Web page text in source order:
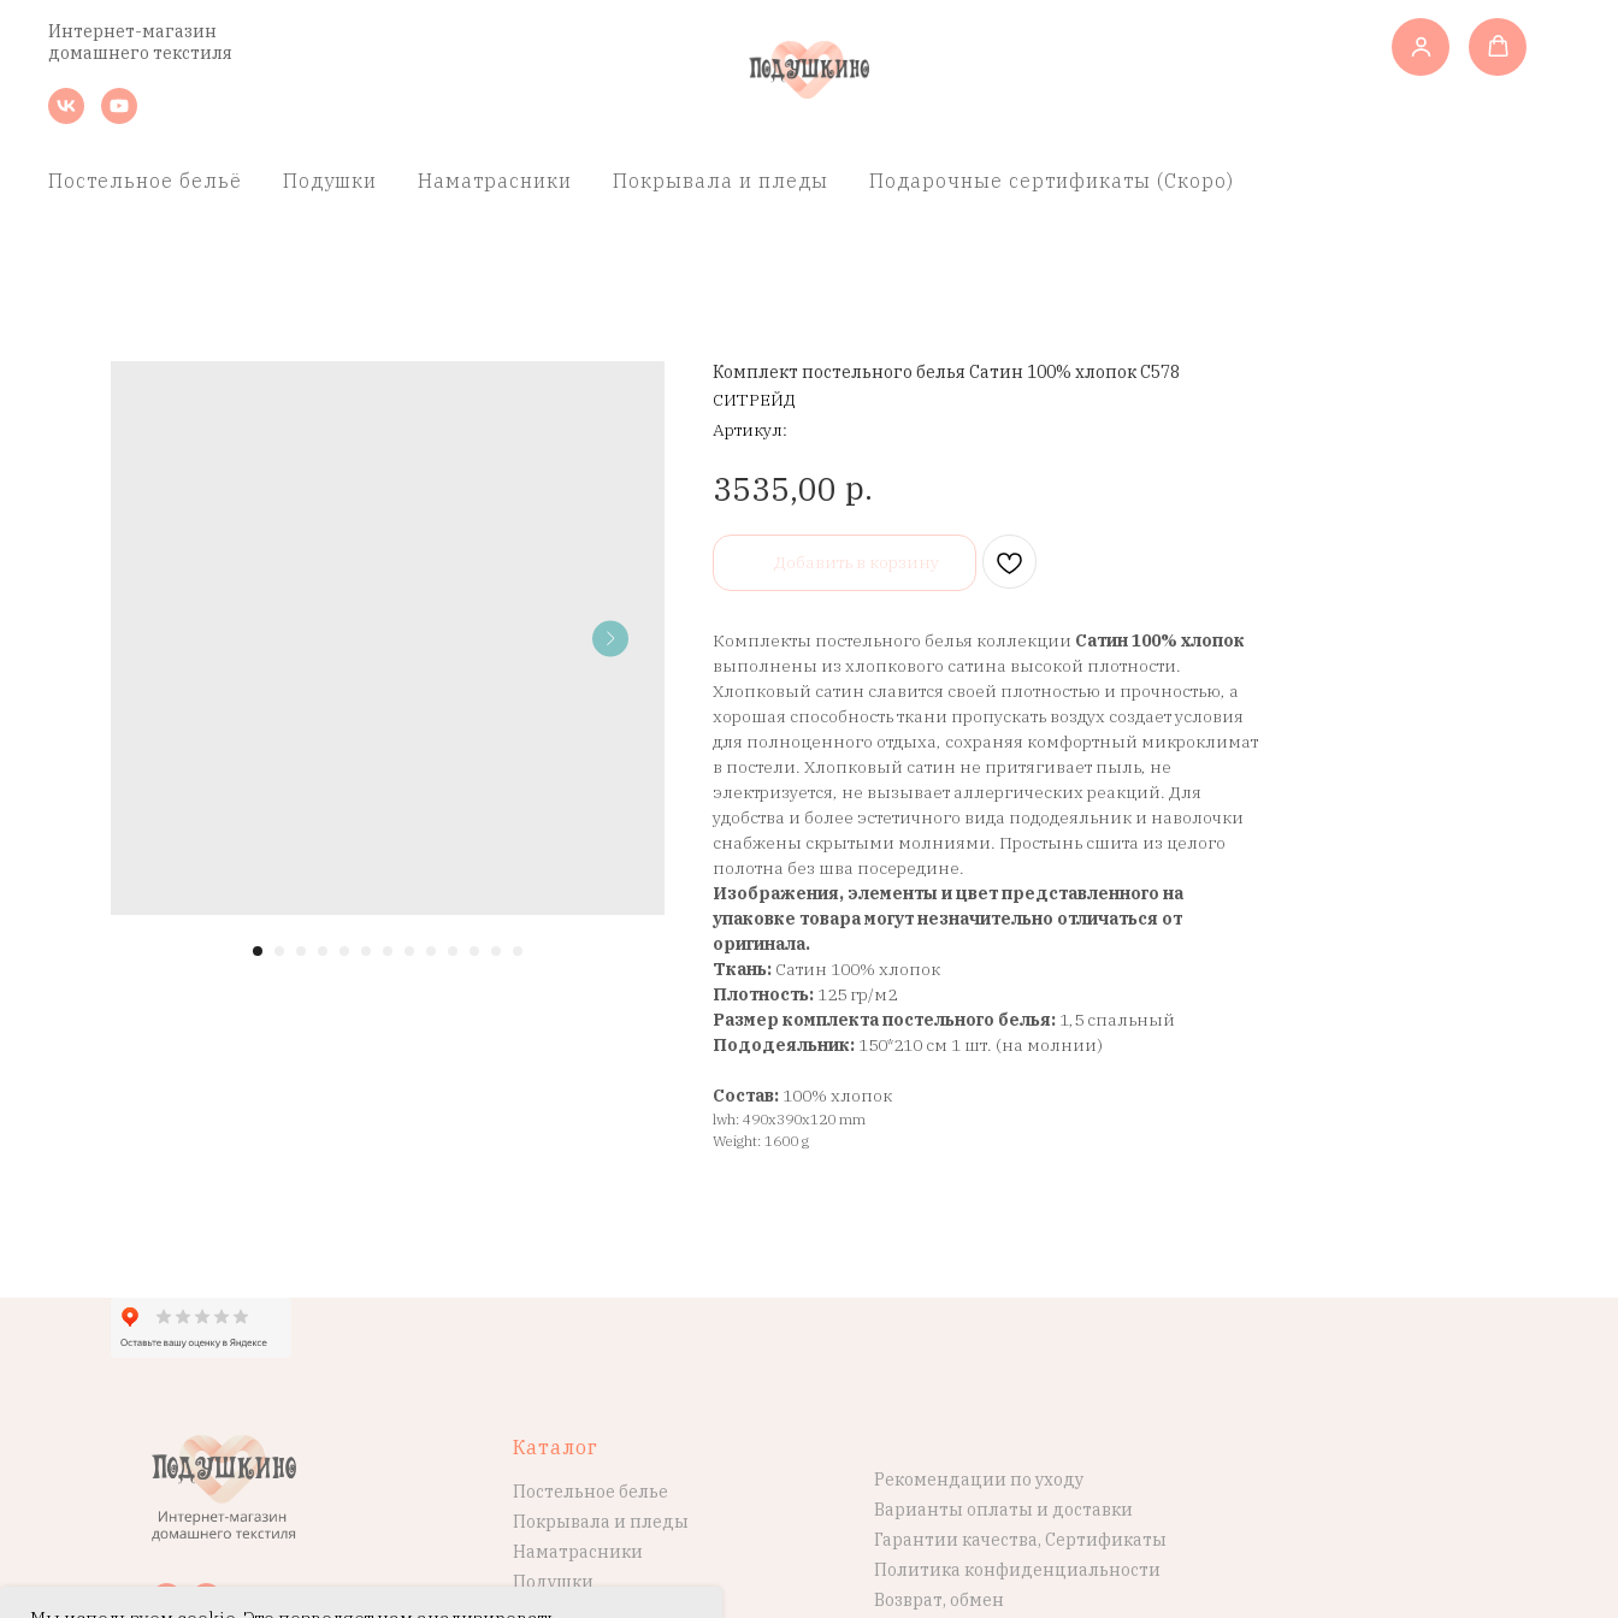
Интернет-магазин
домашнего текстиля
Постельное бельё Подушки Наматрасники Покрывала и пледы Подарочные сертификаты (Скоро)
Комплект постельного белья Сатин 100% хлопок C578
СИТРЕЙД
Артикул:
3535,00 р.
Добавить в корзину
Комплекты постельного белья коллекции Сатин 100% хлопок
выполнены из хлопкового сатина высокой плотности.
Хлопковый сатин славится своей плотностью и прочностью, а
хорошая способность ткани пропускать воздух создает условия
для полноценного отдыха, сохраняя комфортный микроклимат
в постели. Хлопковый сатин не притягивает пыль, не
электризуется, не вызывает аллергических реакций. Для
удобства и более эстетичного вида пододеяльник и наволочки
снабжены скрытыми молниями. Простынь сшита из целого
полотна без шва посередине.
Изображения, элементы и цвет представленного на
упаковке товара могут незначительно отличаться от
оригинала.
Ткань: Сатин 100% хлопок
Плотность: 125 гр/м2
Размер комплекта постельного белья: 1,5 спальный
Пододеяльник: 150*210 см 1 шт. (на молнии)
Состав: 100% хлопок
lwh: 490x390x120 mm
Weight: 1600 g
Каталог
Постельное белье
Покрывала и пледы
Наматрасники
Подушки
Рекомендации по уходу
Варианты оплаты и доставки
Гарантии качества, Сертификаты
Политика конфиденциальности
Возврат, обмен